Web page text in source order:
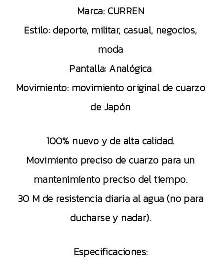
Marca: CURREN
Estilo: deporte, militar, casual, negocios,
moda
Pantalla: Analógica
Movimiento: movimiento original de cuarzo
de Japón
100% nuevo y de alta calidad.
Movimiento preciso de cuarzo para un
mantenimiento preciso del tiempo.
30 M de resistencia diaria al agua (no para
ducharse y nadar).
Especificaciones: